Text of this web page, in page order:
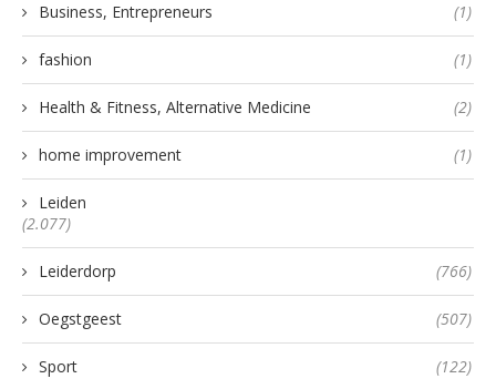
Business, Entrepreneurs (1)
fashion (1)
Health & Fitness, Alternative Medicine (2)
home improvement (1)
Leiden
(2.077)
Leiderdorp (766)
Oegstgeest (507)
Sport (122)